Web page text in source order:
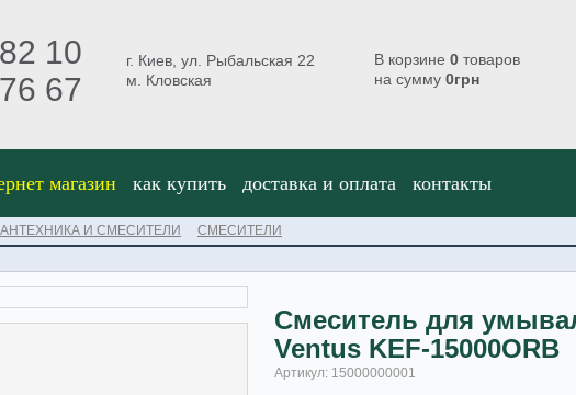
10
67
г. Киев, ул. Рыбальская 22
м. Кловская
В корзине 0 товаров
на сумму 0грн
магазин как купить доставка и оплата контакты
И СМЕСИТЕЛИ СМЕСИТЕЛИ
Смеситель для
Ventus KEF-15000ORB
Артикул: 15000000001